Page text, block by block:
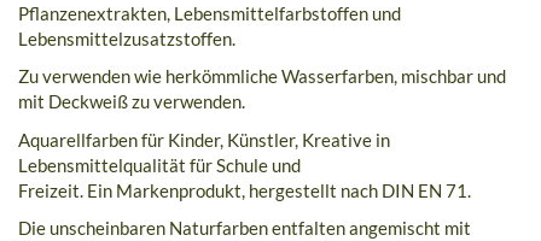
Pflanzenextrakten, Lebensmittelfarbstoffen und
Lebensmittelzusatzstoffen.
Zu verwenden wie herkömmliche Wasserfarben, mischbar und
mit Deckweiß zu verwenden.
Aquarellfarben für Kinder, Künstler, Kreative in
Lebensmittelqualität für Schule und
Freizeit. Ein Markenprodukt, hergestellt nach DIN EN 71.
Die unscheinbaren Naturfarben entfalten angemischt mit